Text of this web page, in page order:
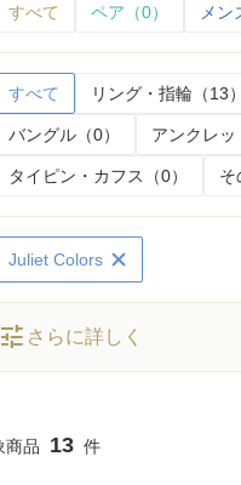
すべて ペア（0） メン
すべて リング・指輪（13）
バングル（0） アンクレッ
タイピン・カフス（0） そ
Juliet Colors
tune さらに詳しく
13